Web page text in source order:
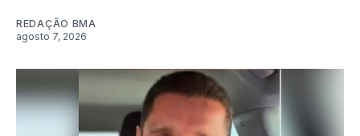
REDAÇÃO BMA
agosto 7, 2026